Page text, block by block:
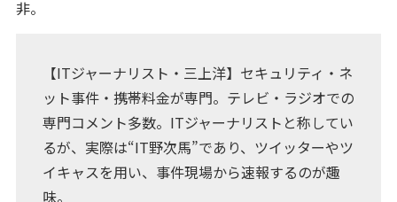
非。
【ITジャーナリスト・三上洋】セキュリティ・ネ
ット事件・携帯料金が専門。テレビ・ラジオでの
専門コメント多数。ITジャーナリストと称してい
るが、実際は“IT野次馬”であり、ツイッターやツ
イキャスを用い、事件現場から速報するのが趣
味。